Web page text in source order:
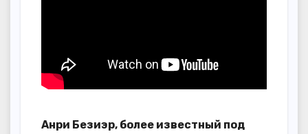
Анри Безиэр, более известный под